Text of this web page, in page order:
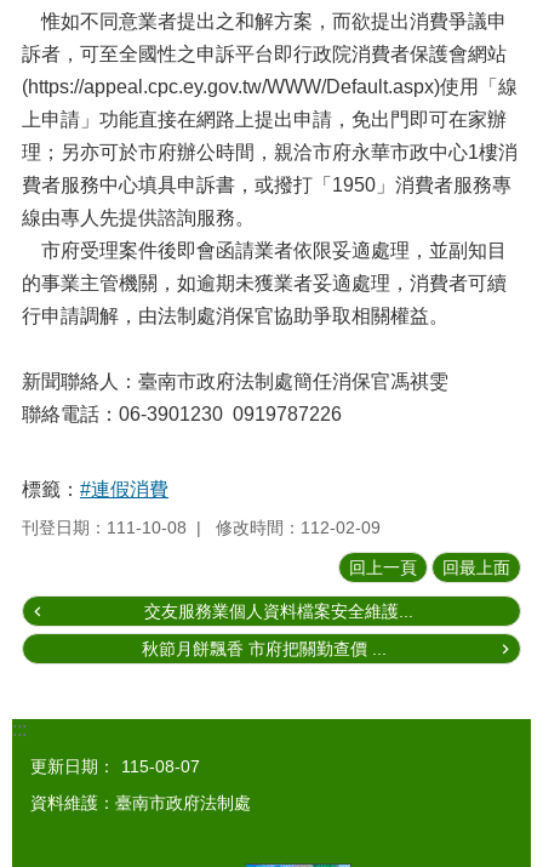
惟如不同意業者提出之和解方案，而欲提出消費爭議申
訴者，可至全國性之申訴平台即行政院消費者保護會網站
(https://appeal.cpc.ey.gov.tw/WWW/Default.aspx)使用「線
上申請」功能直接在網路上提出申請，免出門即可在家辦
理；另亦可於市府辦公時間，親洽市府永華市政中心1樓消
費者服務中心填具申訴書，或撥打「1950」消費者服務專
線由專人先提供諮詢服務。
市府受理案件後即會函請業者依限妥適處理，並副知目
的事業主管機關，如逾期未獲業者妥適處理，消費者可續
行申請調解，由法制處消保官協助爭取相關權益。
新聞聯絡人：臺南市政府法制處簡任消保官馮祺雯
聯絡電話：06-3901230 0919787226
標籤： #連假消費
刊登日期：111-10-08 修改時間：112-02-09
回上一頁 回最上面
交友服務業個人資料檔案安全維護...
秋節月餅飄香 市府把關勤查價 ...
:::
更新日期：
115-08-07
資料維護：臺南市政府法制處